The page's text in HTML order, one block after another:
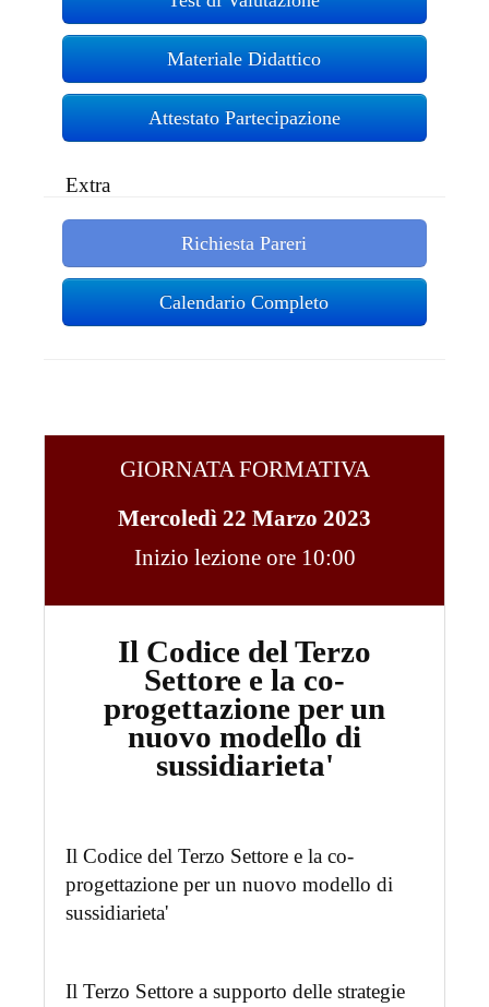
Materiale Didattico
Attestato Partecipazione
Extra
Richiesta Pareri
Calendario Completo
GIORNATA FORMATIVA
Mercoledì 22 Marzo 2023
Inizio lezione ore 10:00
Il Codice del Terzo
Settore e la co-
progettazione per un
nuovo modello di
sussidiarieta'
Il Codice del Terzo Settore e la co-
progettazione per un nuovo modello di
sussidiarieta'
Il Terzo Settore a supporto delle strategie